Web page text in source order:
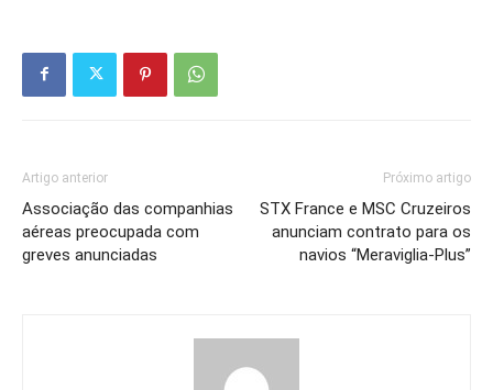
Artigo anterior
Associação das companhias
aéreas preocupada com
greves anunciadas
Próximo artigo
STX France e MSC Cruzeiros
anunciam contrato para os
navios “Meraviglia-Plus”